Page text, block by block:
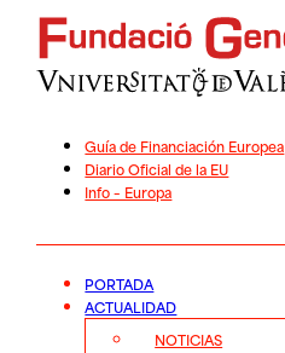
Guía de Financiación Europea
Diario Oficial de la EU
Info – Europa
PORTADA
ACTUALIDAD
NOTICIAS